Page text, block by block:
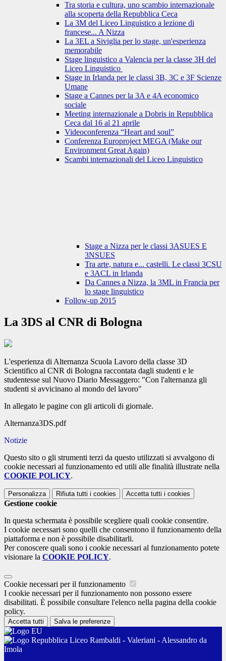
Tra storia e cultura, uno scambio internazionale
alla scoperta della Repubblica Ceca
La 3M del Liceo Linguistico a lezione di
francese... A Nizza
La 3EL a Siviglia per lo stage, un'esperienza
memorabile
Stage linguistico a Valencia per la classe 3H del
Liceo Linguistico
Stage in Irlanda per le classi 3B, 3C e 3F Scienze
Umane
Stage a Cannes per la 3A e 4A economico
sociale
Meeting internazionale a Dobris in Repubblica
Ceca dal 16 al 21 aprile
Videoconferenza “Heart and soul”
Conferenza Europroject MEGA (Make our
Environment Great Again)
Scambi internazionali del Liceo Linguistico
Stage a Nizza per le classi 3ASUES E
3NSUES
Tra arte, natura e... castelli. Le classi 3CSU
e 3ACL in Irlanda
Da Cannes a Nizza, la 3ML in Francia per
lo stage linguistico
Follow-up 2015
La 3DS al CNR di Bologna
L'esperienza di Alternanza Scuola Lavoro della classe 3D
Scientifico al CNR di Bologna raccontata dagli studenti e le
studentesse sul Nuovo Diario Messaggero: "Con l'alternanza gli
studenti si avvicinano al mondo del lavoro"
In allegato le pagine con gli articoli di giornale.
Alternanza3DS.pdf
Notizie
Questo sito o gli strumenti terzi da questo utilizzati si avvalgono di
cookie necessari al funzionamento ed utili alle finalità illustrate nella
COOKIE POLICY.
Personalizza Rifiuta tutti i cookies Accetta tutti i cookies
Gestione cookie
In questa schermata è possibile scegliere quali cookie consentire.
I cookie necessari sono quelli che consentono il funzionamento della
piattaforma e non è possibile disabilitarli.
Per conoscere quali sono i cookie necessari al funzionamento potete
visionare la COOKIE POLICY.
Cookie necessari per il funzionamento
I cookie necessari per il funzionamento non possono essere
disabilitati. È possibile consultare l'elenco nella pagina della cookie
policy.
Accetta tutti Salva le preferenze
Liceo Rambaldi - Valeriani - Alessandro da
Imola